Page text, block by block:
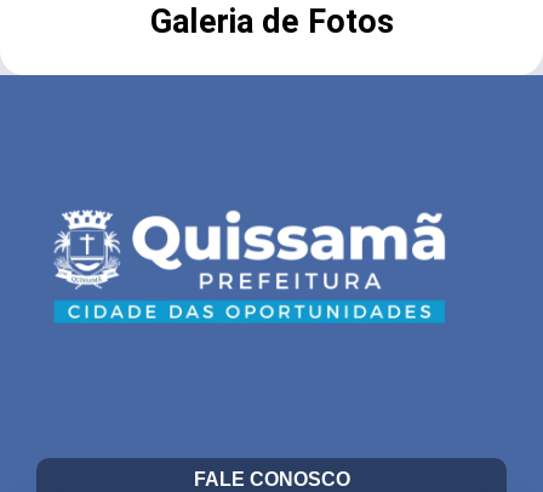
Galeria de Fotos
FALE CONOSCO